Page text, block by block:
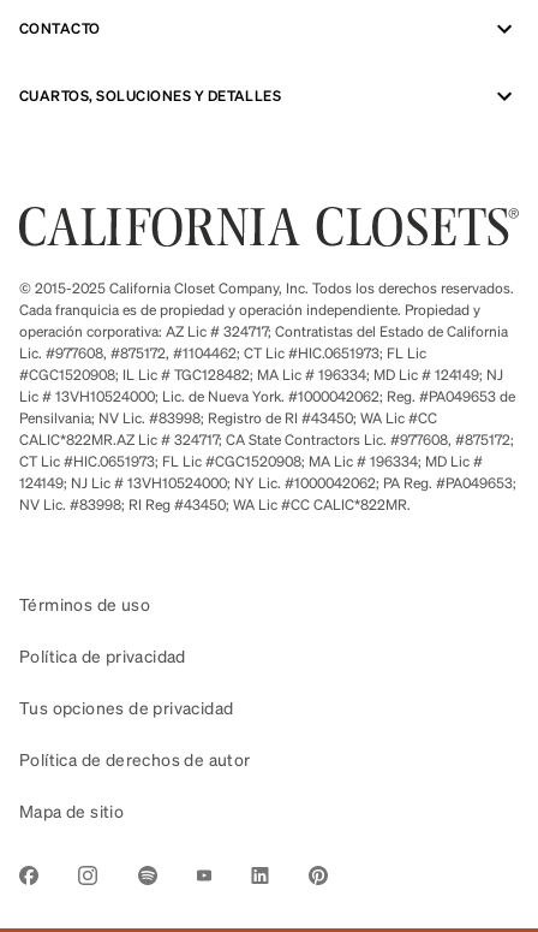
CONTACTO
CUARTOS, SOLUCIONES Y DETALLES
© 2015-2025 California Closet Company, Inc. Todos los derechos reservados.
Cada franquicia es de propiedad y operación independiente. Propiedad y
operación corporativa: AZ Lic # 324717; Contratistas del Estado de California
Lic. #977608, #875172, #1104462; CT Lic #HIC.0651973; FL Lic
#CGC1520908; IL Lic # TGC128482; MA Lic # 196334; MD Lic # 124149; NJ
Lic # 13VH10524000; Lic. de Nueva York. #1000042062; Reg. #PA049653 de
Pensilvania; NV Lic. #83998; Registro de RI #43450; WA Lic #CC
CALIC*822MR.AZ Lic # 324717; CA State Contractors Lic. #977608, #875172;
CT Lic #HIC.0651973; FL Lic #CGC1520908; MA Lic # 196334; MD Lic #
124149; NJ Lic # 13VH10524000; NY Lic. #1000042062; PA Reg. #PA049653;
NV Lic. #83998; RI Reg #43450; WA Lic #CC CALIC*822MR.
Términos de uso
Política de privacidad
Tus opciones de privacidad
Política de derechos de autor
Mapa de sitio